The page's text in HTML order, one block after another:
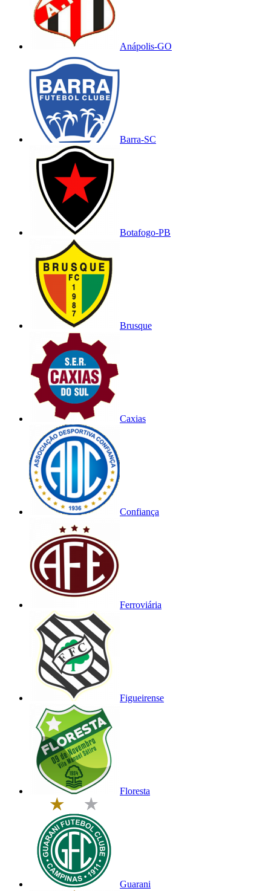
Anápolis-GO
Barra-SC
Botafogo-PB
Brusque
Caxias
Confiança
Ferroviária
Figueirense
Floresta
Guarani